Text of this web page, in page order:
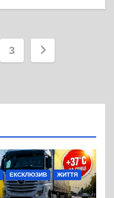
3
ЕКСКЛЮЗИВ ЖИТТЯ